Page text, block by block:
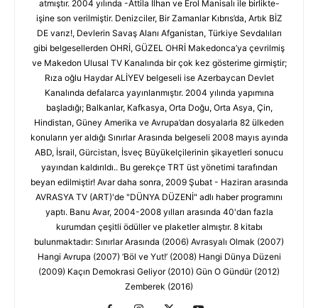
atmıştır. 2004 yılında -Attila İlhan ve Erol Manisalı ile birlikte-
işine son verilmiştir. Denizciler, Bir Zamanlar Kıbrıs’da, Artık BİZ
DE varız!, Devlerin Savaş Alanı Afganistan, Türkiye Sevdalıları
gibi belgesellerden OHRİ, GÜZEL OHRİ Makedonca’ya çevrilmiş
ve Makedon Ulusal TV Kanalında bir çok kez gösterime girmiştir;
Rıza oğlu Haydar ALİYEV belgeseli ise Azerbaycan Devlet
Kanalında defalarca yayınlanmıştır. 2004 yılında yapımına
başladığı; Balkanlar, Kafkasya, Orta Doğu, Orta Asya, Çin,
Hindistan, Güney Amerika ve Avrupa’dan dosyalarla 82 ülkeden
konuların yer aldığı Sınırlar Arasında belgeseli 2008 mayıs ayında
ABD, İsrail, Gürcistan, İsveç Büyükelçilerinin şikayetleri sonucu
yayından kaldırıldı.. Bu gerekçe TRT üst yönetimi tarafından
beyan edilmiştir! Avar daha sonra, 2009 Şubat - Haziran arasında
AVRASYA TV (ART)'de "DÜNYA DÜZENİ" adlı haber programını
yaptı. Banu Avar, 2004-2008 yılları arasında 40'dan fazla
kurumdan çeşitli ödüller ve plaketler almıştır. 8 kitabı
bulunmaktadır: Sınırlar Arasında (2006) Avrasyalı Olmak (2007)
Hangi Avrupa (2007) ‘Böl ve Yut!’ (2008) Hangi Dünya Düzeni
(2009) Kaçın Demokrasi Geliyor (2010) Gün O Gündür (2012)
Zemberek (2016)